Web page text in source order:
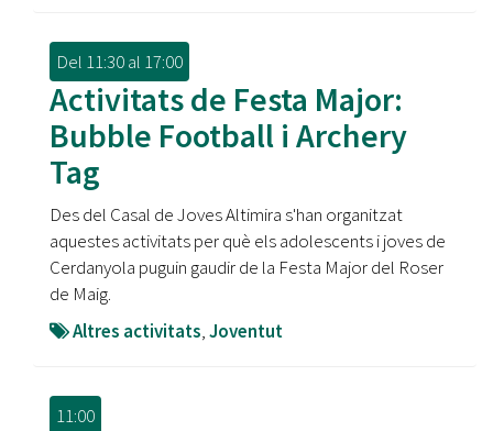
Del 11:30al 17:00
Activitats de Festa Major:
Bubble Football i Archery
Tag
Des del Casal de Joves Altimira s'han organitzat
aquestes activitats per què els adolescents i joves de
Cerdanyola puguin gaudir de la Festa Major del Roser
de Maig.
Altres activitats,Joventut
11:00